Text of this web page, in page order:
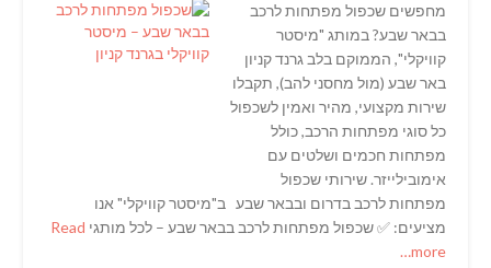
מחפשים שכפול מפתחות לרכב
בבאר שבע? במותג "מיסטר
קוויקלי", הממוקם בלב גרנד קניון
באר שבע (מול מחסני להב), תקבלו
שירות מקצועי, מהיר ואמין לשכפול
כל סוגי מפתחות הרכב, כולל
מפתחות חכמים ושלטים עם
אימובילייזר. שירותי שכפול
מפתחות לרכב בדרום ובבאר שבע ב"מיסטר קוויקלי" אנו
מציעים: ✅ שכפול מפתחות לרכב בבאר שבע – לכל מותגי Read
more…